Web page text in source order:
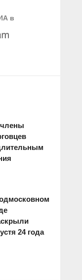
в
24 года